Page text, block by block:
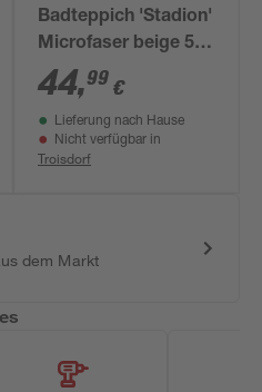
Badteppich 'Stadion'
Microfaser beige 55
x 85 cm
44,99 €
Lieferung nach Hause
Nicht verfügbar in
Troisdorf
dem Markt